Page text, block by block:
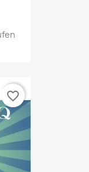
favorite_border